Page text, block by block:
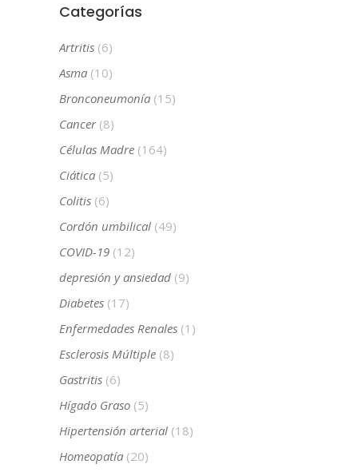
Categorías
Artritis (6)
Asma (10)
Bronconeumonía (15)
Cancer(8)
Células Madre (164)
Ciática (5)
Colitis (6)
Cordón umbilical (49)
COVID-19 (12)
depresión y ansiedad (9)
Diabetes (17)
Enfermedades Renales (1)
Esclerosis Múltiple (8)
Gastritis (6)
Hígado Graso (5)
Hipertensión arterial (18)
Homeopatía (20)